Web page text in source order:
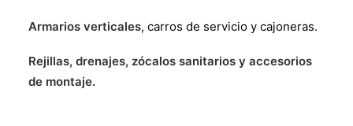
Armarios verticales, carros de servicio y cajoneras.
Rejillas, drenajes, zócalos sanitarios y accesorios
de montaje.